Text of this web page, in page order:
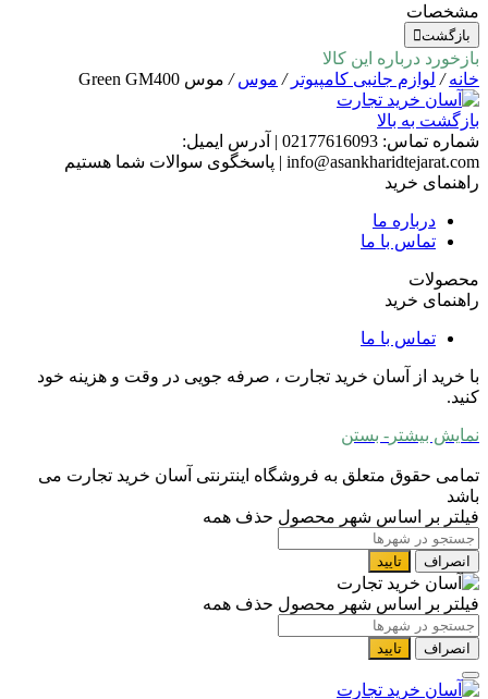
مشخصات
بازگشت
بازخورد درباره این کالا
خانه/ لوازم جانبی کامپیوتر / موس/ موس Green GM400
بازگشت به بالا
شماره تماس: 02177616093
| آدرس ایمیل:
info@asankharidtejarat.com
| پاسخگوی سوالات شما هستیم
راهنمای خرید
درباره ما
تماس با ما
محصولات
راهنمای خرید
تماس با ما
با خرید از آسان خرید تجارت ، صرفه جویی در وقت و هزینه خود
کنید.
نمایش بیشتر - بستن
تمامی حقوق متعلق به فروشگاه اینترنتی آسان خرید تجارت می
باشد
فیلتر بر اساس شهر محصول حذف همه
انصراف تایید
فیلتر بر اساس شهر محصول حذف همه
انصراف تایید